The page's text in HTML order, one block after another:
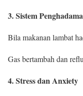
3. Sistem
Bila makanan lambat
Gas bertambah dan
4. Stress dan Anxiety